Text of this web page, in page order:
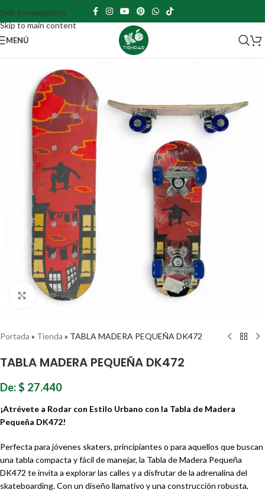
Skip to navigation
Skip to main content
MENÚ
Haz clic para ampliar
Portada » Tienda » TABLA MADERA PEQUEÑA DK472
TABLA MADERA PEQUEÑA DK472
De:$ 27.440
¡Atrévete a Rodar con Estilo Urbano con la Tabla de Madera
Pequeña DK472!
Perfecta para jóvenes skaters, principiantes o para aquellos que buscan
una tabla compacta y fácil de manejar, la Tabla de Madera Pequeña
DK472 te invita a explorar las calles y a disfrutar de la adrenalina del
skateboarding. Con un diseño llamativo y una construcción robusta,